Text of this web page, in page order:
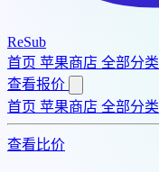
ReSub
首页 苹果商店 全部分类
查看报价
首页 苹果商店 全部分类
查看比价